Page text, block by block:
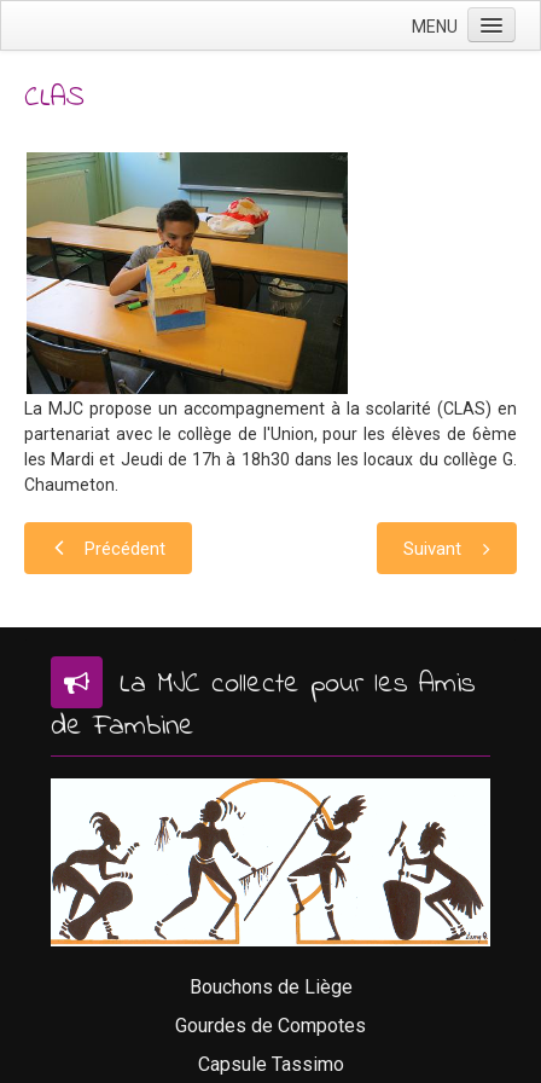
MENU
Clubs d'Activités
Adultes
Enfants
Ados
Action Jeunes
Vacances Scolaires
Hors Vacances
Fonctionnement
Animation Locale
Association
CLAS
La MJC propose un accompagnement à la scolarité (CLAS) en
partenariat avec le collège de l'Union, pour les élèves de 6ème
les Mardi et Jeudi de 17h à 18h30 dans les locaux du collège G.
Chaumeton.
Précédent Suivant
La MJC collecte pour les Amis
de Fambine
Bouchons de Liège
Gourdes de Compotes
Capsule Tassimo